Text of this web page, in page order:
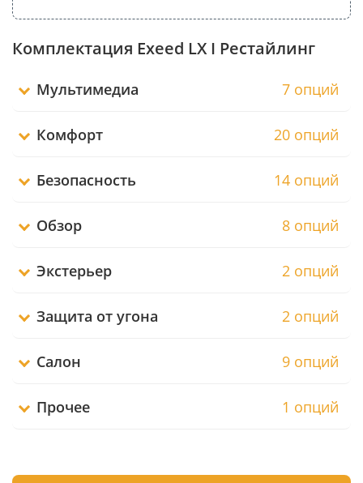
Комплектация Exeed LX I Рестайлинг
Мультимедиа 7 опций
Комфорт 20 опций
Безопасность 14 опций
Обзор 8 опций
Экстерьер 2 опций
Защита от угона 2 опций
Салон 9 опций
Прочее 1 опций